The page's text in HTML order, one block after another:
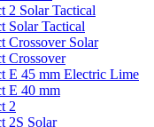
2 Solar Tactical
Solar Tactical
Crossover Solar
Crossover
E 45 mm Electric Lime
E 40 mm
2
2S Solar